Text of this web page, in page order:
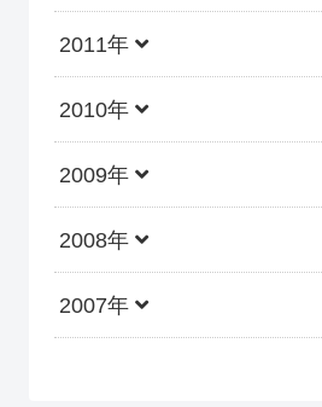
2011年
2010年
2009年
2008年
2007年